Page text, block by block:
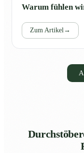
Warum fühlen
Zum Artikel→